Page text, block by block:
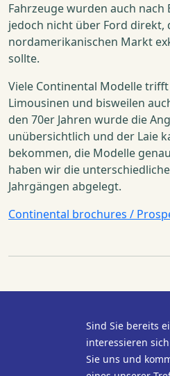
Fahrzeuge wurden auch
jedoch nicht über Ford direkt,
nordamerikanischen Markt
sollte.
Viele Continental Modelle
Limousinen und bisweilen
den 70er Jahren wurde die
unübersichtlich und der Laie
bekommen, die Modelle
haben wir die
Jahrgängen abgelegt.
Continental brochures /
Sind Sie bereits
interessieren
Sie uns und